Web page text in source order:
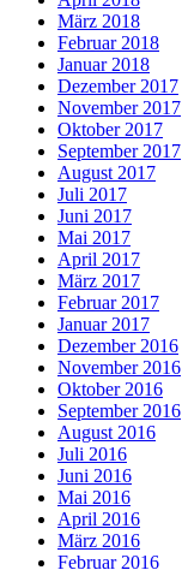
März 2018
Februar 2018
Januar 2018
Dezember 2017
November 2017
Oktober 2017
September 2017
August 2017
Juli 2017
Juni 2017
Mai 2017
April 2017
März 2017
Februar 2017
Januar 2017
Dezember 2016
November 2016
Oktober 2016
September 2016
August 2016
Juli 2016
Juni 2016
Mai 2016
April 2016
März 2016
Februar 2016